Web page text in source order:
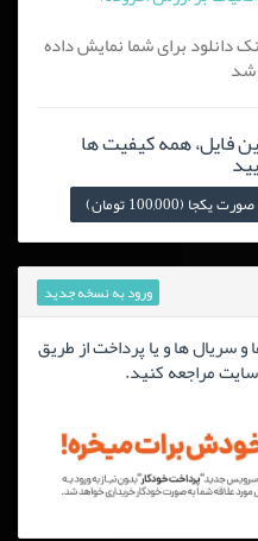
دانلود برای شما نمایش داده
شد
فایل، همه کیفیت ها
(100,000 تومان)
ورود به نسخه جدید
سریال ها و یا پرداخت از طریق
مراجعه کنید.